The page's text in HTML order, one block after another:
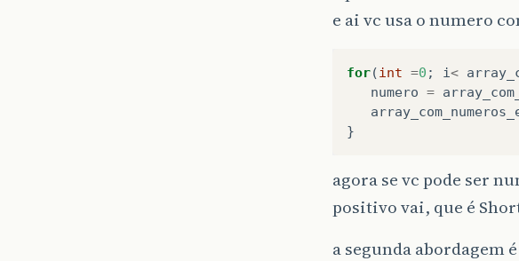
e ai vc usa o numero
for(int =0 ; i<
numero =
}
agora se vc pode ser
positivo vai, que é
a segunda abordagem